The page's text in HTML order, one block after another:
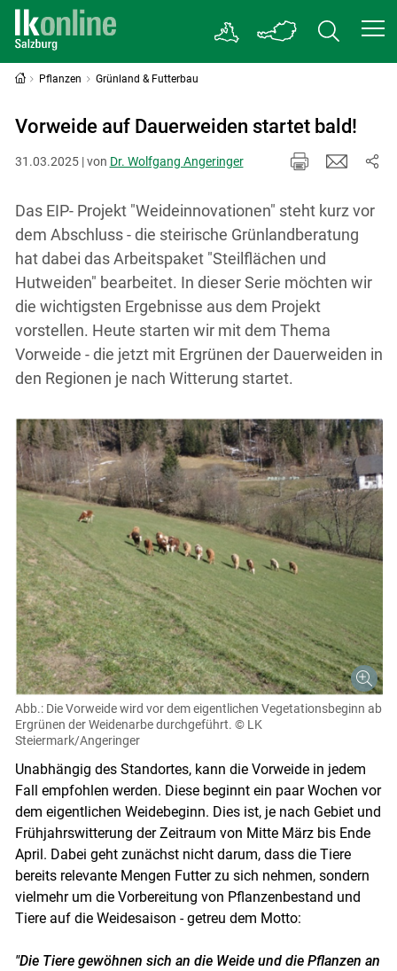
Pflanzen Grünland & Futterbau
Vorweide auf Dauerweiden startet bald!
31.03.2025 | von Dr. Wolfgang Angeringer
Das EIP- Projekt "Weideinnovationen" steht kurz vor
dem Abschluss - die steirische Grünlandberatung
hat dabei das Arbeitspaket "Steilflächen und
Hutweiden" bearbeitet. In dieser Serie möchten wir
die wichtigsten Ergebnisse aus dem Projekt
vorstellen. Heute starten wir mit dem Thema
Vorweide - die jetzt mit Ergrünen der Dauerweiden in
den Regionen je nach Witterung startet.
Abb.: Die Vorweide wird vor dem eigentlichen Vegetationsbeginn ab
Ergrünen der Weidenarbe durchgeführt. © LK
Steiermark/Angeringer
Unabhängig des Standortes, kann die Vorweide in jedem
Fall empfohlen werden. Diese beginnt ein paar Wochen vor
dem eigentlichen Weidebeginn. Dies ist, je nach Gebiet und
Frühjahrswitterung der Zeitraum von Mitte März bis Ende
April. Dabei geht zunächst nicht darum, dass die Tiere
bereits relevante Mengen Futter zu sich nehmen, sondern
vielmehr um die Vorbereitung von Pflanzenbestand und
Tiere auf die Weidesaison - getreu dem Motto:
"Die Tiere gewöhnen sich an die Weide und die Pflanzen an